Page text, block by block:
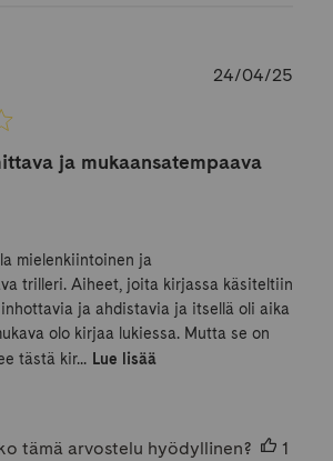
ja mukaansatempaava
mielenkiintoinen ja
trilleri. Aiheet, joita kirjassa käsiteltiin
ja ahdistavia ja itsellä oli aika
olo kirjaa lukiessa. Mutta se on
tästä kir... Lue lisää
24/04/25
tämä arvostelu hyödyllinen?
1